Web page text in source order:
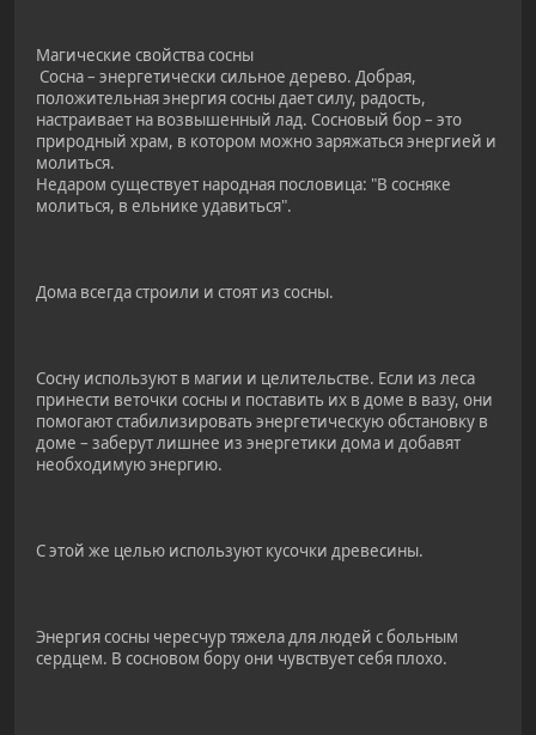
Магические свойства сосны
Сосна – энергетически сильное дерево. Добрая,
положительная энергия сосны дает силу, радость,
настраивает на возвышенный лад. Сосновый бор – это
природный храм, в котором можно заряжаться энергией и
молиться.
Недаром существует народная пословица: "В сосняке
молиться, в ельнике удавиться".
Дома всегда строили и стоят из сосны.
Сосну используют в магии и целительстве. Если из леса
принести веточки сосны и поставить их в доме в вазу, они
помогают стабилизировать энергетическую обстановку в
доме – заберут лишнее из энергетики дома и добавят
необходимую энергию.
С этой же целью используют кусочки древесины.
Энергия сосны чересчур тяжела для людей с больным
сердцем. В сосновом бору они чувствует себя плохо.